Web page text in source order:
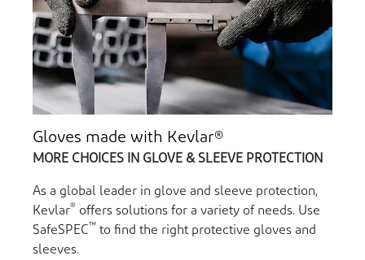
Gloves made with Kevlar®
MORE CHOICES IN GLOVE & SLEEVE PROTECTION
As a global leader in glove and sleeve protection,
Kevlar® offers solutions for a variety of needs. Use
SafeSPEC™ to find the right protective gloves and
sleeves.